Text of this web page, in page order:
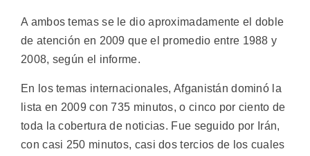
A ambos temas se le dio aproximadamente el doble
de atención en 2009 que el promedio entre 1988 y
2008, según el informe.
En los temas internacionales, Afganistán dominó la
lista en 2009 con 735 minutos, o cinco por ciento de
toda la cobertura de noticias. Fue seguido por Irán,
con casi 250 minutos, casi dos tercios de los cuales